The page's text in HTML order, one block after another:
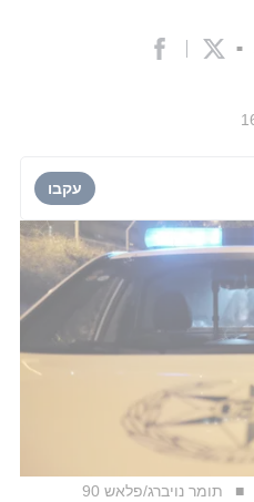
■
עקבו
תומר נויברג/פלאש 90